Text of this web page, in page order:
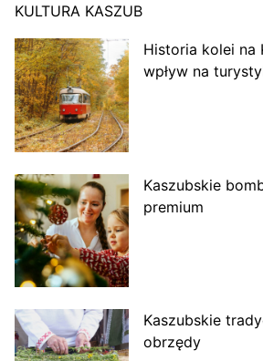
KULTURA KASZUB
Historia kolei na
wpływ na
Kaszubskie
premium
Kaszubskie
obrzędy